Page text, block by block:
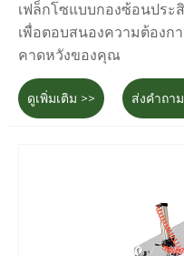
เฟล็กโซแบบกองซ้อนปร
เพื่อตอบสนองความต้อง
คาดหวังของคุณ
ดูเพิ่มเติม >> ส่งคำถา